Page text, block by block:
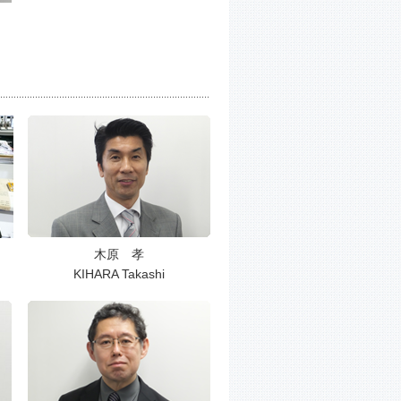
木原 孝
KIHARA Takashi